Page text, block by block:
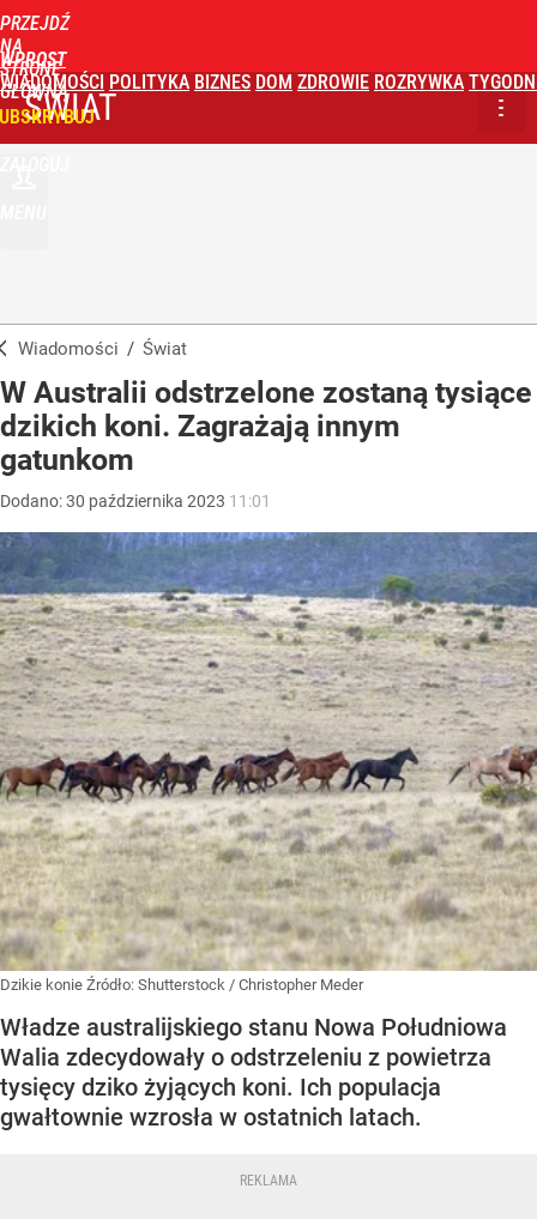
PRZEJDŹ
NA
STRONĘ
GŁÓWNĄ
WPROST
WIADOMOŚCI POLITYKA BIZNES DOM ZDROWIE ROZRYWKA
ŚWIAT
Wiadomości / Świat
W Australii odstrzelone zostaną tysiące
dzikich koni. Zagrażają innym
gatunkom
Dodano:30 października 2023 11:01
Dzikie konie Źródło: Shutterstock / Christopher Meder
Władze australijskiego stanu Nowa Południowa
Walia zdecydowały o odstrzeleniu z powietrza
tysięcy dziko żyjących koni. Ich populacja
gwałtownie wzrosła w ostatnich latach.